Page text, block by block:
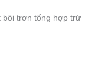
bôi trơn tổng hợp trừ